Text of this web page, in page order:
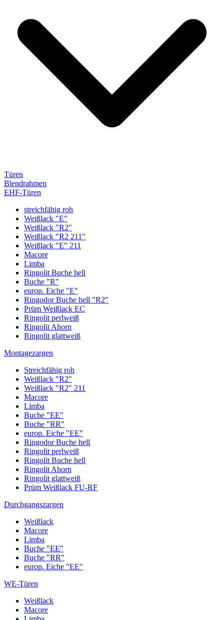
Türen
Blendrahmen
EHF-Türen
streichfähig roh
Weißlack "E"
Weißlack "R2"
Weißlack "R2 211"
Weißlack "E" 211
Macore
Limba
Ringolit Buche hell
Buche "R"
europ. Eiche "E"
Ringodor Buche hell "R2"
Prüm Weißlack EC
Ringolit perlweiß
Ringolit Ahorn
Ringolit glattweiß
Montagezargen
Streichfähig roh
Weißlack "R2"
Weißlack "R2" 211
Macore
Limba
Buche "EE"
Buche "RR"
europ. Eiche "EE"
Ringodor Buche hell
Ringolit perlweiß
Ringolit Buche hell
Ringolit Ahorn
Ringolit glattweiß
Prüm Weißlack FU-RF
Durchgangszargen
Weißlack
Macore
Limba
Buche "EE"
Buche "RR"
europ. Eiche "EE"
WE-Türen
Weißlack
Macore